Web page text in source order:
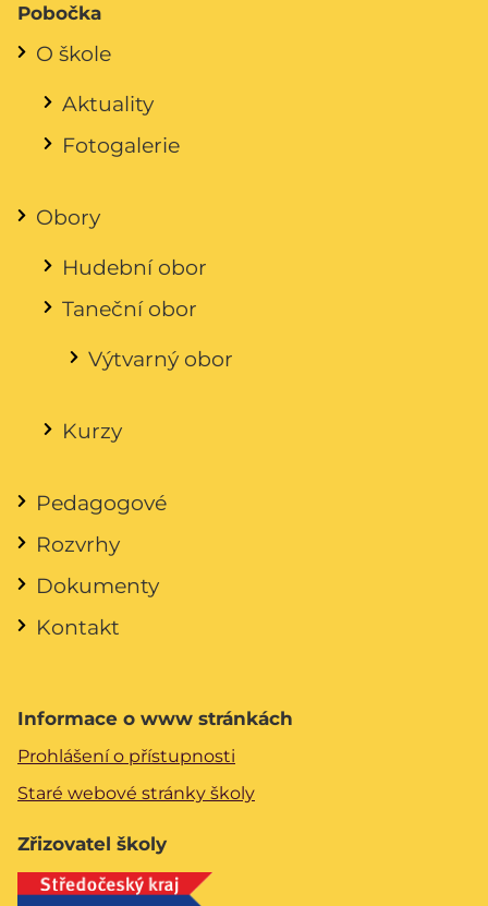
Pobočka
O škole
Aktuality
Fotogalerie
Obory
Hudební obor
Taneční obor
Výtvarný obor
Kurzy
Pedagogové
Rozvrhy
Dokumenty
Kontakt
Informace o www stránkách
Prohlášení o přístupnosti
Staré webové stránky školy
Zřizovatel školy